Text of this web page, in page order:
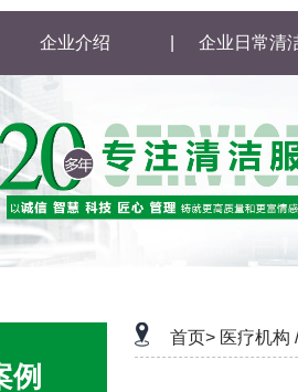
企业介绍 企业日常清
例
首页> 医疗机构